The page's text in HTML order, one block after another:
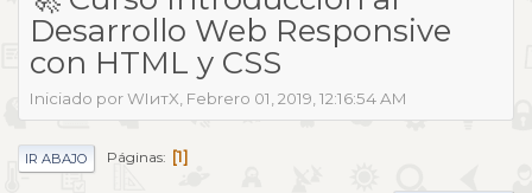
Desarrollo Web Responsive
con HTML y CSS
Iniciado por WIитX, Febrero 01, 2019, 12:16:54 AM
IR ABAJO Páginas 1